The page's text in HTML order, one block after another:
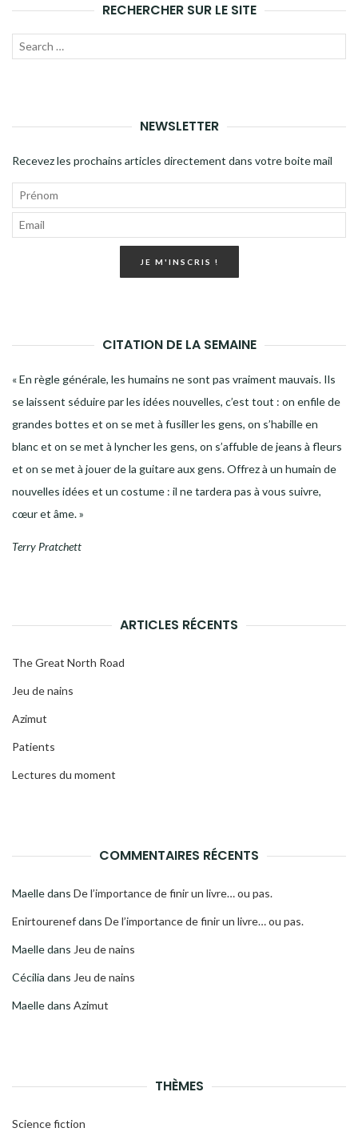
RECHERCHER SUR LE SITE
Recherche
NEWSLETTER
Recevez les prochains articles directement dans votre boite mail
JE M'INSCRIS !
CITATION DE LA SEMAINE
« En règle générale, les humains ne sont pas vraiment mauvais. Ils
se laissent séduire par les idées nouvelles, c’est tout : on enfile de
grandes bottes et on se met à fusiller les gens, on s’habille en
blanc et on se met à lyncher les gens, on s’affuble de jeans à fleurs
et on se met à jouer de la guitare aux gens. Offrez à un humain de
nouvelles idées et un costume : il ne tardera pas à vous suivre,
cœur et âme. »
Terry Pratchett
ARTICLES RÉCENTS
The Great North Road
Jeu de nains
Azimut
Patients
Lectures du moment
COMMENTAIRES RÉCENTS
Maelledans De l’importance de finir un livre… ou pas.
Enirtourenefdans De l’importance de finir un livre… ou pas.
Maelledans Jeu de nains
Cécilia dans Jeu de nains
Maelledans Azimut
THÈMES
Science fiction